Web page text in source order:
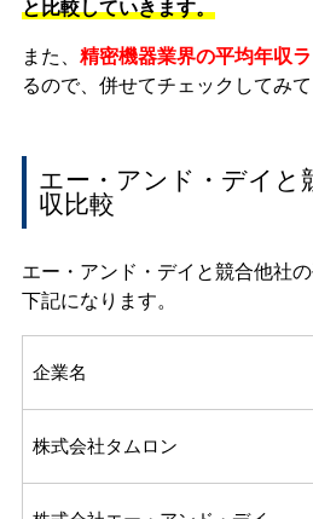
と比較していきます。
また、 精密機器業界の平均年収
るので、併せてチェックしてみて
エー・アンド・デイと
収比較
エー・アンド・デイと競合他社
下記になります。
企業名
株式会社タムロン